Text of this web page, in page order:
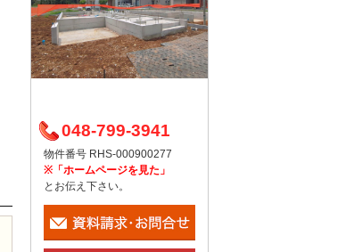
048-799-3941
物件番号 RHS-000900277
※「ホームページを見た」
とお伝え下さい。